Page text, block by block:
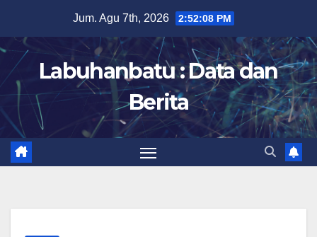
content
Jum. Agu 7th, 2026 2:52:09 PM
Labuhanbatu : Data dan
Berita